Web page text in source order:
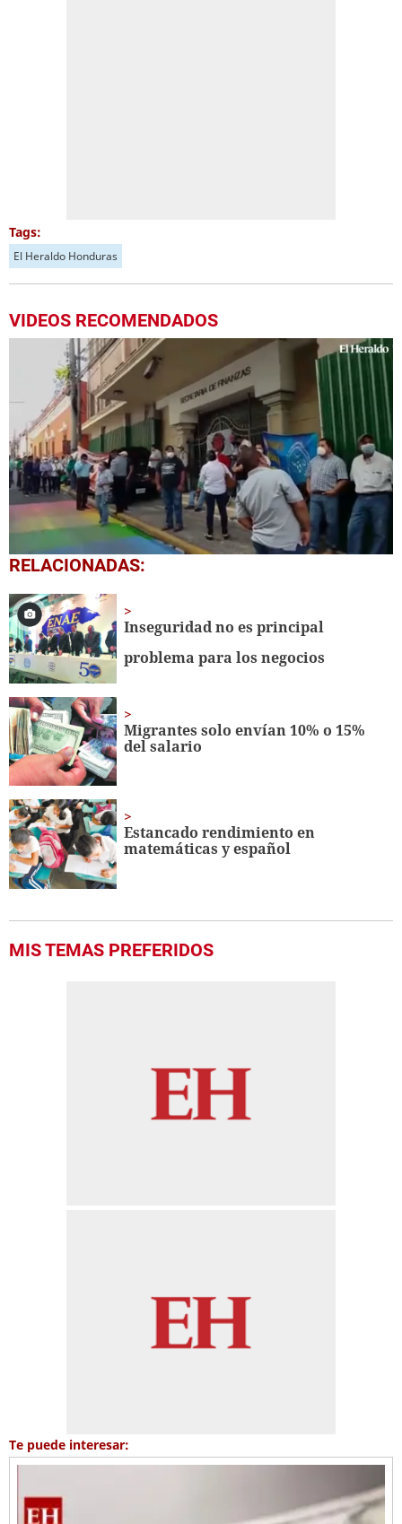
Tags:
El Heraldo Honduras
VIDEOS RECOMENDADOS
0
seconds
50
seconds
RELACIONADAS:
Inseguridad no es principal
problema para los negocios
Migrantes solo envían 10% o 15%
del salario
Estancado rendimiento en
matemáticas y español
MIS TEMAS PREFERIDOS
Te puede interesar: